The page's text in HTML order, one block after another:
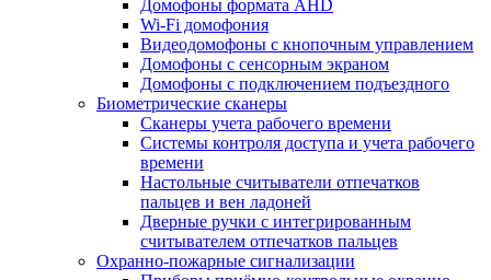
Домофоны формата AHD
Wi-Fi домофония
Видеодомофоны с кнопочным управлением
Домофоны с сенсорным экраном
Домофоны с подключением подъездного
Биометрические сканеры
Сканеры учета рабочего времени
Системы контроля доступа и учета рабочего
времени
Настольные считыватели отпечатков
пальцев и вен ладоней
Дверные ручки с интегрированным
считывателем отпечатков пальцев
Охранно-пожарные сигнализации